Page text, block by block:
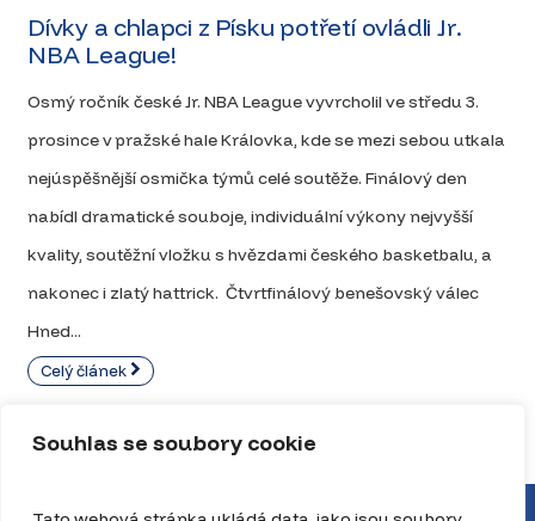
Souhlas se soubory cookie
Dívky a chlapci z Písku potřetí ovládli Jr.
NBA League!
Osmý ročník české Jr. NBA League vyvrcholil ve středu 3.
prosince v pražské hale Královka, kde se mezi sebou utkala
nejúspěšnější osmička týmů celé soutěže. Finálový den
nabídl dramatické souboje, individuální výkony nejvyšší
kvality, soutěžní vložku s hvězdami českého basketbalu, a
nakonec i zlatý hattrick. Čtvrtfinálový benešovský válec
Hned...
Celý článek